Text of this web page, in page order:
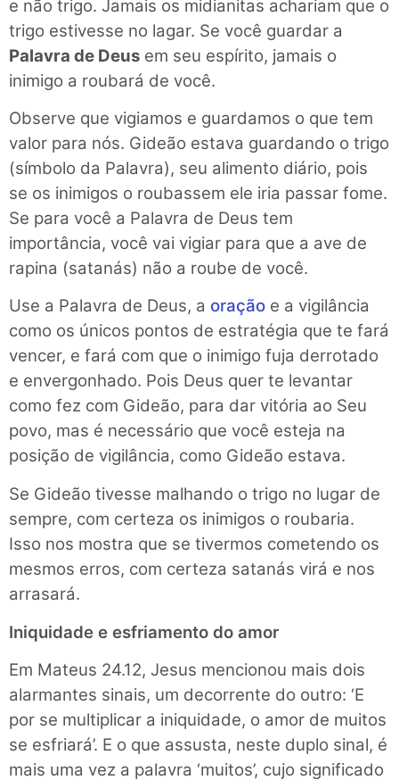
e não trigo. Jamais os midianitas achariam que o
trigo estivesse no lagar. Se você guardar a
Palavra de Deus em seu espírito, jamais o
inimigo a roubará de você.
Observe que vigiamos e guardamos o que tem
valor para nós. Gideão estava guardando o trigo
(símbolo da Palavra), seu alimento diário, pois
se os inimigos o roubassem ele iria passar fome.
Se para você a Palavra de Deus tem
importância, você vai vigiar para que a ave de
rapina (satanás) não a roube de você.
Use a Palavra de Deus, a oração e a vigilância
como os únicos pontos de estratégia que te fará
vencer, e fará com que o inimigo fuja derrotado
e envergonhado. Pois Deus quer te levantar
como fez com Gideão, para dar vitória ao Seu
povo, mas é necessário que você esteja na
posição de vigilância, como Gideão estava.
Se Gideão tivesse malhando o trigo no lugar de
sempre, com certeza os inimigos o roubaria.
Isso nos mostra que se tivermos cometendo os
mesmos erros, com certeza satanás virá e nos
arrasará.
Iniquidade e esfriamento do amor
Em Mateus 24.12, Jesus mencionou mais dois
alarmantes sinais, um decorrente do outro: ‘E
por se multiplicar a iniquidade, o amor de muitos
se esfriará’. E o que assusta, neste duplo sinal, é
mais uma vez a palavra ‘muitos’, cujo significado